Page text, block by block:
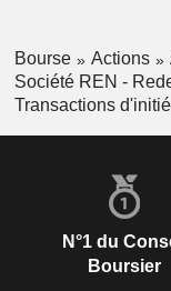
Bourse Actions
Société REN -
Transactions
N°1 du
Boursier